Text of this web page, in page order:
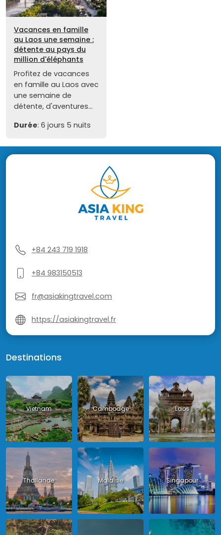
Vacances en famille
au Laos une semaine :
détente au pays du
million d'éléphants
Profitez de vacances
en famille au Laos avec
une semaine de
détente, d'aventures...
Durée: 6 jours 5 nuits
+84 243 719 1918
+84 983150513
fr@asiakingtravel.com
https://asiakingtravel.fr
Destinations
Vietnam Cambodge Laos
Thailande Malaisie Singapour